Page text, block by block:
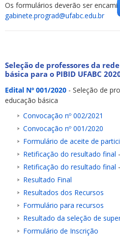
Os formulários deverão ser
gabinete.prograd@ufabc.edu.br
Seleção de professores da
básica para o PIBID UFABC
Edital Nº 001/2020 - Seleção de
educação básica
Convocação nº 002/2021
Convocação nº 001/2020
Formulário de aceite de
Retificação do resultado final
Retificação do resultado final
Resultado Final
Resultados dos Recursos
Formulário para recursos
Resultado da seleção de
Formulário de Inscrição